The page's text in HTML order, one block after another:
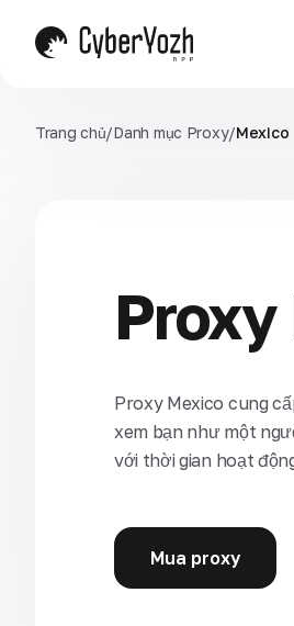
Trang chủ/Danh mục Proxy/Mexico
Proxy Mexico cung
xem bạn như một
với thời gian hoạt
Mua proxy